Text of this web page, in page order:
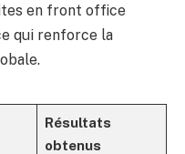
en front office
qui renforce la
Résultats
obtenus